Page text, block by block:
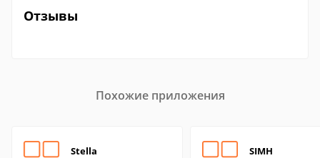
Отзывы
Похожие приложения
Stella SIMH